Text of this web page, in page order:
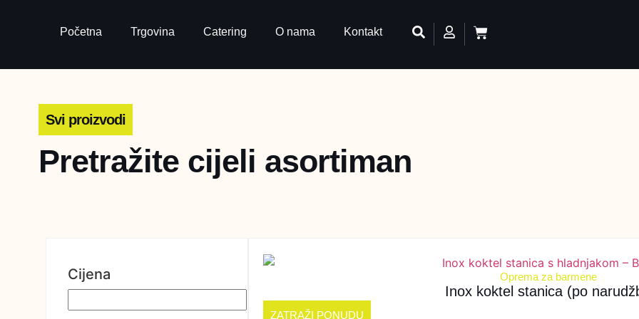
Početna Trgovina Catering O nama Kontakt
Svi proizvodi
Pretražite cijeli asortiman
Cijena Oprema za barmene
Inox koktel stanica (po
ZATRAŽI PONUDU